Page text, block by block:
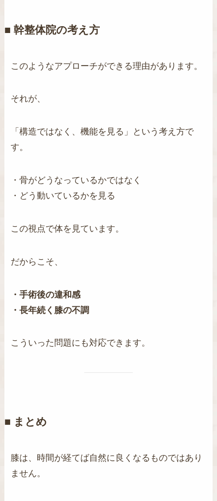
■ 幹整体院の考え方
このようなアプローチができる理由があります。
それが、
「構造ではなく、機能を見る」という考え方で
す。
・骨がどうなっているかではなく
・どう動いているかを見る
この視点で体を見ています。
だからこそ、
・手術後の違和感
・長年続く膝の不調
こういった問題にも対応できます。
■ まとめ
膝は、時間が経てば自然に良くなるものではあり
ません。